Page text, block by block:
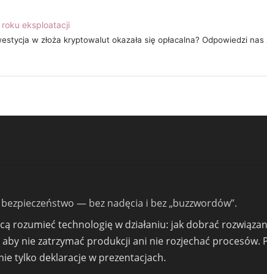
eksploatacji
w złoża kryptowalut okazała się opłacalna? Odpowiedzi
— bez nadęcia i bez „buzzwordów”.
rozumieć technologię w działaniu: jak dobrać
nie zatrzymać produkcji ani nie rozjechać procesów.
tylko deklaracje w prezentacjach.